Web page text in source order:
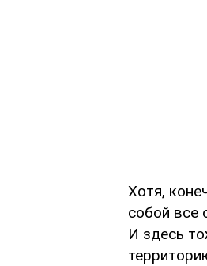
Хотя,
собой все
И здесь